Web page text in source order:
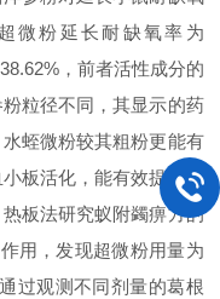
微粉延长耐缺氧率为
，前者活性成分的
粒径不同，其显示的药
蛭微粉较其粗粉更能有
板活化，能有效提高脑
板法研究蚁附蠲痹方的
用，发现超微粉用量为
过观测不同剂量的葛根